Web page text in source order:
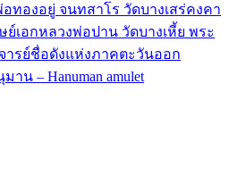
ทองอยู่ จนทสาโร วัดบางเสร่คงคา
ย์เอกหลวงพ่อปาน วัดบางเหี้ย พระ
ารย์ชื่อดังแห่งภาคตะวันออก
าน – Hanuman amulet